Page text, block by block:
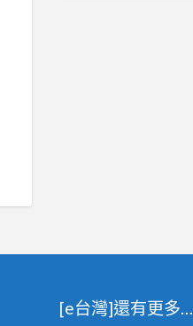
[e台灣]還有更多…